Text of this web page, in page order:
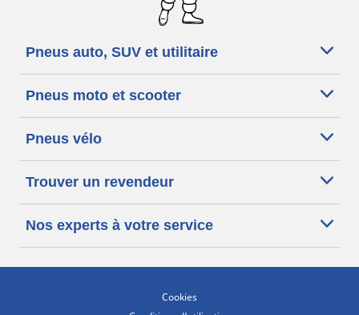
Pneus auto, SUV et utilitaire
Pneus moto et scooter
Pneus vélo
Trouver un revendeur
Nos experts à votre service
Cookies